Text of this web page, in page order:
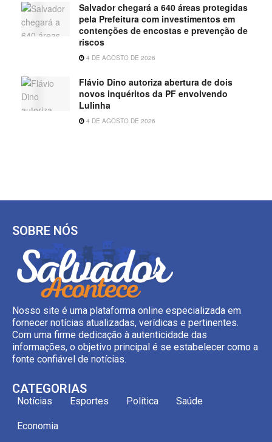
Salvador chegará a 640 áreas protegidas
pela Prefeitura com investimentos em
contenções de encostas e prevenção de
riscos
4 DE AGOSTO DE 2026
Flávio Dino autoriza abertura de dois
novos inquéritos da PF envolvendo
Lulinha
4 DE AGOSTO DE 2026
SOBRE NÓS
Nosso site é uma plataforma online especializada em
fornecer notícias atualizadas, verídicas e pertinentes.
Com uma firme dedicação à autenticidade das
informações, o objetivo principal é se estabelecer como a
fonte confiável de notícias.
CATEGORIAS
Notícias Esportes Política Saúde
Economia